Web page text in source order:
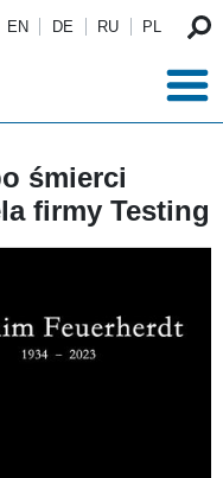
EN DE RU PL
śmierci
firmy Testing